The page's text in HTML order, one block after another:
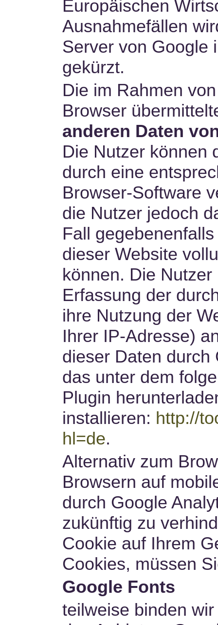
Europäischen
Ausnahmefällen
Server von Google
gekürzt.
Die im Rahmen
Browser
anderen Daten
Die Nutzer können
durch eine
Browser-Software
die Nutzer jedoch
Fall
dieser Website
können. Die
Erfassung der
ihre Nutzung der
Ihrer IP-Adresse)
dieser Daten durch
das unter dem
Plugin
installieren: http://
hl=de.
Alternativ zum
Browsern auf
durch Google
zukünftig zu
Cookie auf Ihrem
Cookies, müssen
Google Fonts
teilweise binden